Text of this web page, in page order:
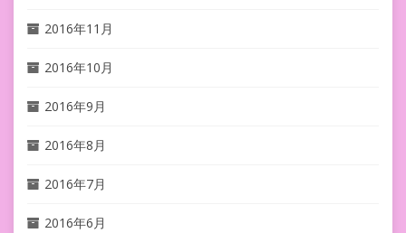
2016年11月
2016年10月
2016年9月
2016年8月
2016年7月
2016年6月